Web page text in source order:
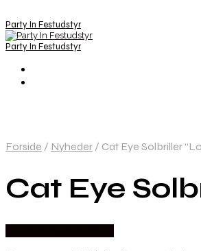
Party In Festudstyr
Party In Festudstyr
Forside / Nyheder / Cat Eye Solbriller
Cat Eye